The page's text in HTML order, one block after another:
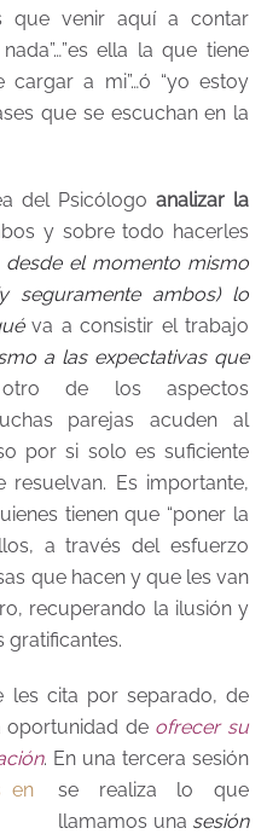
que venir aquí a contar
ella la que tiene
a mi”…ó “yo estoy
que se escuchan en la
del Psicólogo analizar la
y sobre todo hacerles
el momento mismo
ambos) lo
va a consistir el trabajo
a las expectativas que
de los aspectos
parejas acuden al
por si solo es suficiente
Es importante,
tienen que “poner la
a través del esfuerzo
que hacen y que les van
recuperando la ilusión y
gratificantes.
les cita por separado, de
oportunidad de ofrecer su
. En una tercera sesión
se realiza lo que
llamamos una sesión